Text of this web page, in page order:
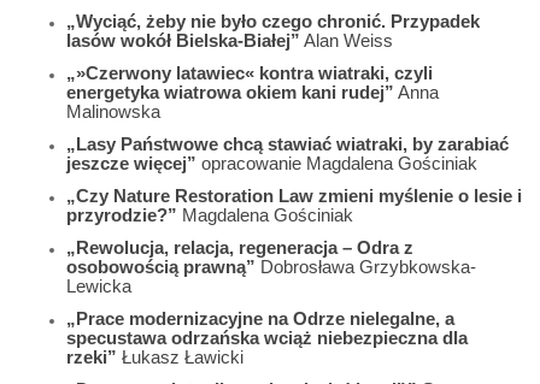
„Wyciąć, żeby nie było czego chronić. Przypadek
lasów wokół Bielska-Białej” Alan Weiss
„»Czerwony latawiec« kontra wiatraki, czyli
energetyka wiatrowa okiem kani rudej” Anna
Malinowska
„Lasy Państwowe chcą stawiać wiatraki, by zarabiać
jeszcze więcej” opracowanie Magdalena Gościniak
„Czy Nature Restoration Law zmieni myślenie o lesie i
przyrodzie?” Magdalena Gościniak
„Rewolucja, relacja, regeneracja – Odra z
osobowością prawną” Dobrosława Grzybkowska-
Lewicka
„Prace modernizacyjne na Odrze nielegalne, a
specustawa odrzańska wciąż niebezpieczna dla
rzeki” Łukasz Ławicki